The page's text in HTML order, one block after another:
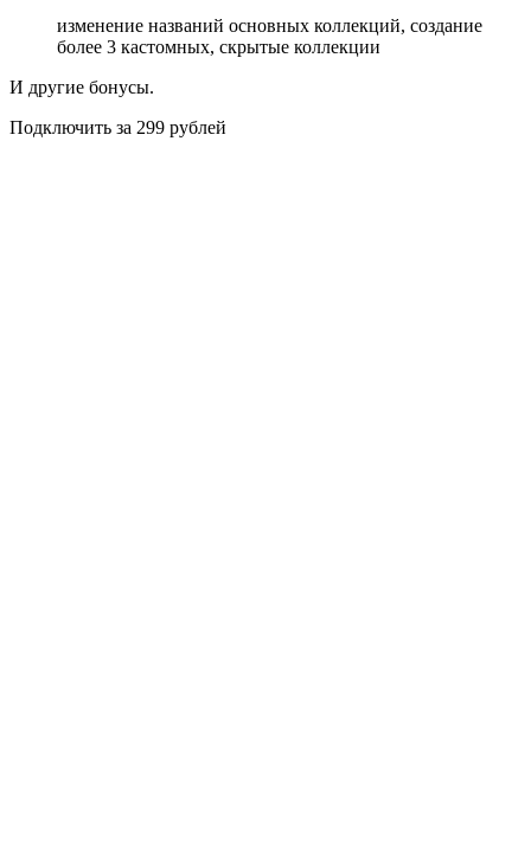
изменение названий основных коллекций, создание
более 3 кастомных, скрытые коллекции
И другие бонусы.
Подключить за 299 рублей